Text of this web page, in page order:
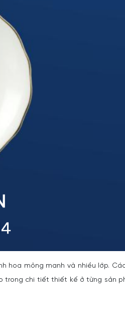
hoa mỏng manh và nhiều lớp.
trong chi tiết thiết kế ở từng sản